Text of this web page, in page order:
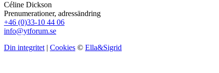
Céline Dickson
Prenumerationer, adressändring
+46 (0)33-10 44 06
info@ytforum.se
Din integritet | Cookies © Ella&Sigrid